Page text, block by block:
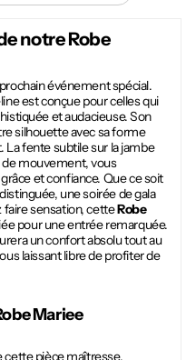
notreRobe
événement spécial.
est conçue pour celles qui
et audacieuse. Son
silhouette avec sa forme
La fente subtile sur la jambe
mouvement, vous
et confiance. Que ce soit
une soirée de gala
faire sensation, cetteRobe
pour une entrée remarquée.
un confort absolu tout au
laissant libre de profiter de
Mariee
cette pièce maîtresse.